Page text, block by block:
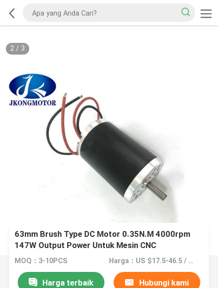
2/ 3
63mm Brush Type DC Motor 0.35N.M 4000rpm
147W Output Power Untuk Mesin CNC
MOQ：3-10PCS Harga：US $17.5-46.5 / Units
Harga terbaik Hubungi kami